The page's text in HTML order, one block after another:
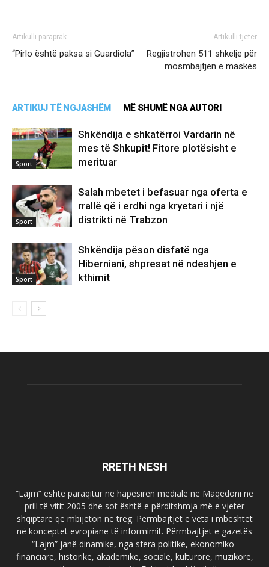
Artikulli paraprak
“Pirlo është paksa si Guardiola”
Artikulli tjetër
Regjistrohen 511 shkelje për
mosmbajtjen e maskës
ARTIKUJ TË NGJASHËM MË SHUMË NGA AUTORI
Sport
Shkëndija e shkatërroi Vardarin në
mes të Shkupit! Fitore plotësisht e
merituar
Sport
Salah mbetet i befasuar nga oferta e
rrallë që i erdhi nga kryetari i një
distrikti në Trabzon
Sport
Shkëndija pëson disfatë nga
Hiberniani, shpresat në ndeshjen e
kthimit
RRETH NESH
“Lajm” është paraqitur në hapësirën mediale në Maqedoni në
prill të vitit 2005 dhe sot është e përditshmja më e vjetër
shqiptare që mbijeton në treg. Përmbajtjet e veta i mbështet
në konceptet evropiane të informimit. Përmbajtjet e gazetës
“Lajm” janë dinamike, nga sfera politike, ekonomiko-
financiare, historike, akademike, sociale, kulturore, muzikore,